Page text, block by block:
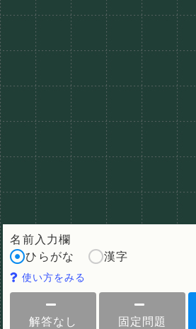
名前入力欄
ひらがな
漢字
使い方をみる
解答なし 固定問題